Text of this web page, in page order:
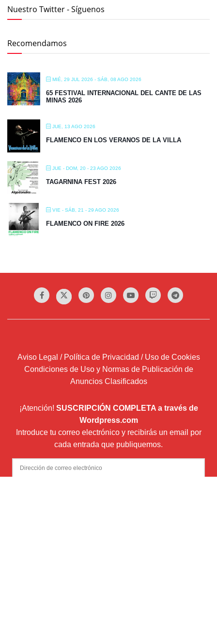
Nuestro Twitter - Síguenos
Recomendamos
MIÉ, 29 JUL 2026 - SÁB, 08 AGO 2026
65 FESTIVAL INTERNACIONAL DEL CANTE DE LAS
MINAS 2026
JUE, 13 AGO 2026
FLAMENCO EN LOS VERANOS DE LA VILLA
JUE - DOM, 20 - 23 AGO 2026
TAGARNINA FEST 2026
VIE - SÁB, 21 - 29 AGO 2026
FLAMENCO ON FIRE 2026
Aviso Legal / Política de Privacidad / Uso de Cookies
Condiciones de Uso y Normas de Publicación de
Anuncios Clasificados
¡Atención! SUSCRIPCIÓN COMPLETA a través de
Wordpress.com
Introduce tu correo electrónico y recibirás un email por
cada entrada que publiquemos.
Dirección
de